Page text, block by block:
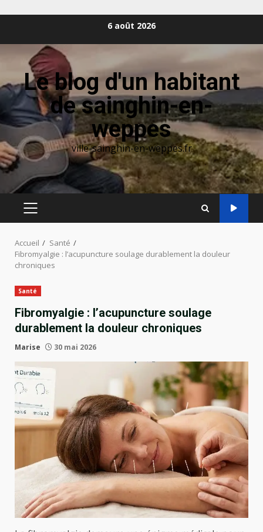
6 août 2026
Le blog d'un habitant
de sainghin-en-
weppes
ville-sainghin-en-weppes.fr
MENU
Accueil
Santé
Fibromyalgie : l’acupuncture soulage durablement la douleur
chroniques
Santé
Fibromyalgie : l’acupuncture soulage
durablement la douleur chroniques
Marise 30 mai 2026